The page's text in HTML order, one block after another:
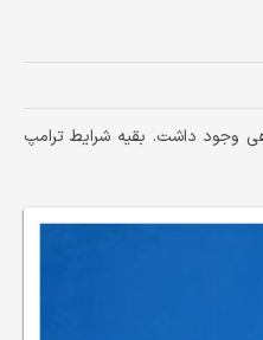
وجود داشت. بقیه شرایط ترامپ